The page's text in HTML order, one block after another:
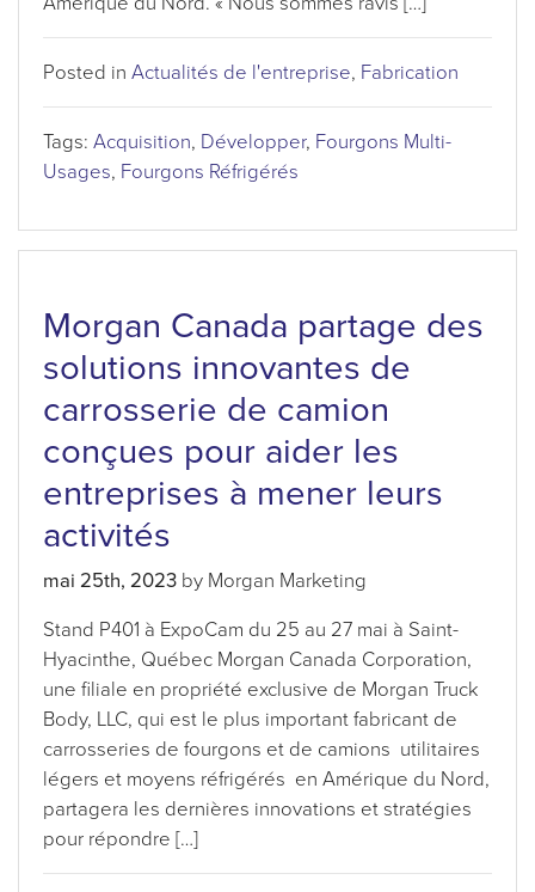
Posted in Actualités de l'entreprise, Fabrication
Tags: Acquisition, Développer, Fourgons Multi-
Usages, Fourgons Réfrigérés
Morgan Canada partage des
solutions innovantes de
carrosserie de camion
conçues pour aider les
entreprises à mener leurs
activités
mai 25th, 2023 by Morgan Marketing
Stand P401 à ExpoCam du 25 au 27 mai à Saint-
Hyacinthe, Québec Morgan Canada Corporation,
une filiale en propriété exclusive de Morgan Truck
Body, LLC, qui est le plus important fabricant de
carrosseries de fourgons et de camions utilitaires
légers et moyens réfrigérés en Amérique du Nord,
partagera les dernières innovations et stratégies
pour répondre […]